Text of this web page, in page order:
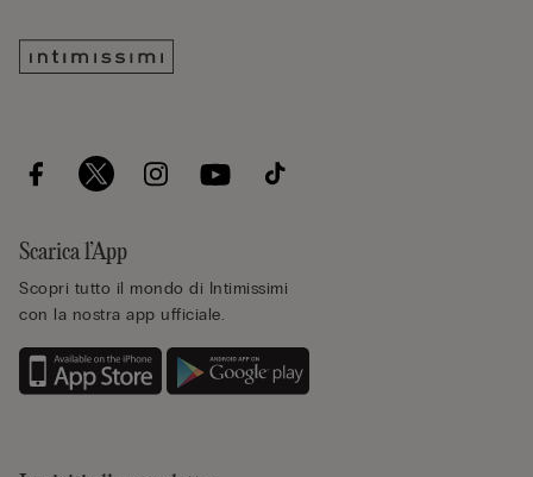
Scarica l’App
Scopri tutto il mondo di Intimissimi
con la nostra app ufficiale.